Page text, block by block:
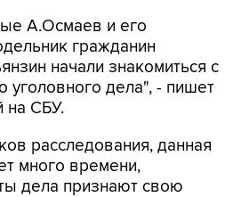
А.Осмаев и его
гражданин
начали знакомиться с
уголовного дела", - пишет
на СБУ.
расследования, данная
много времени,
дела признают свою